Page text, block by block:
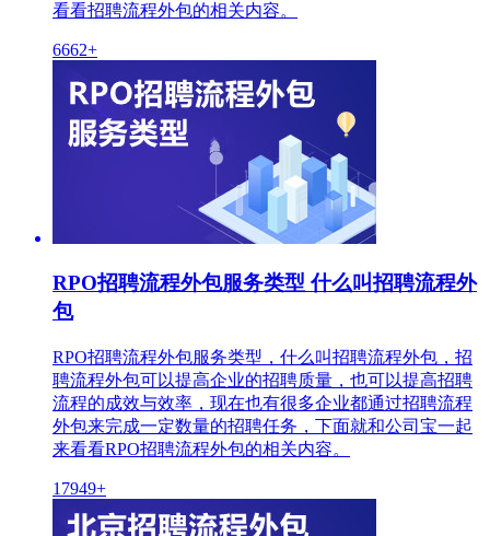
看看招聘流程外包的相关内容。
6662+
RPO招聘流程外包服务类型 什么叫招聘流程外
包
RPO招聘流程外包服务类型，什么叫招聘流程外包，招
聘流程外包可以提高企业的招聘质量，也可以提高招聘
流程的成效与效率，现在也有很多企业都通过招聘流程
外包来完成一定数量的招聘任务，下面就和公司宝一起
来看看RPO招聘流程外包的相关内容。
17949+